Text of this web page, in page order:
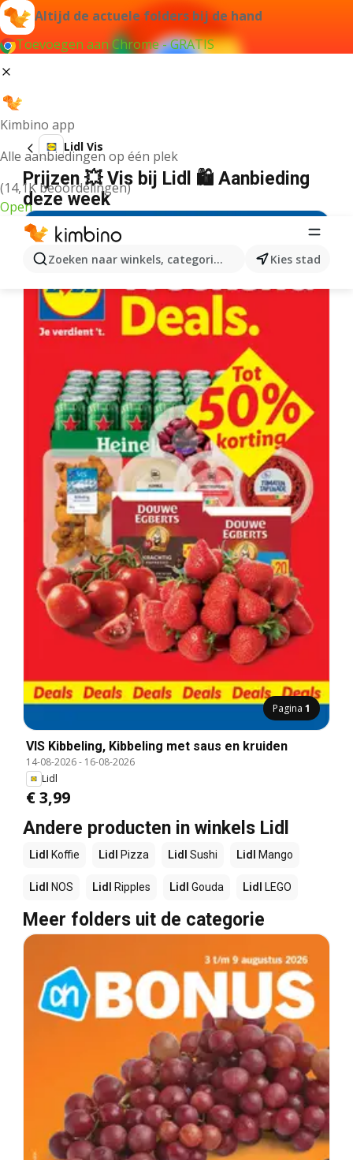
Altijd de actuele folders bij de hand
Toevoegen aan Chrome - GRATIS
Kimbino app
Alle aanbiedingen op één plek
(14,1K beoordelingen)
Open
Zoeken naar winkels, categorieën, producten...
Kies stad
Lidl Vis
Prijzen 💥 Vis bij Lidl 🛍️ Aanbieding
deze week
Pagina 1
VIS Kibbeling, Kibbeling met saus en kruiden
14-08-2026- 16-08-2026
Lidl
€ 3,99
Andere producten in winkels Lidl
Lidl Koffie Lidl Pizza Lidl Sushi Lidl Mango
Lidl NOS Lidl Ripples Lidl Gouda Lidl LEGO
Meer folders uit de categorie